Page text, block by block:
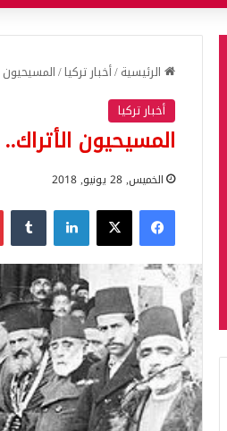
الرئيسية/أخبار تركيا/
أخبار تركيا
المسيحيون
الخميس, 28 يونيو, 2018
فيسبوك‫X لينكدإن